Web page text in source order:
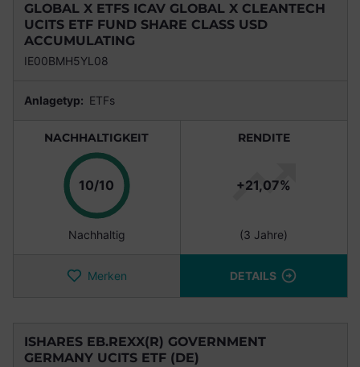
GLOBAL X ETFS ICAV GLOBAL X CLEANTECH
UCITS ETF FUND SHARE CLASS USD
ACCUMULATING
IE00BMH5YL08
Anlagetyp: ETFs
NACHHALTIGKEIT
10/10 Punkte
Nachhaltig
RENDITE
+21,07%
(3 Jahre)
Merken DETAILS
ISHARES EB.REXX(R) GOVERNMENT
GERMANY UCITS ETF (DE)